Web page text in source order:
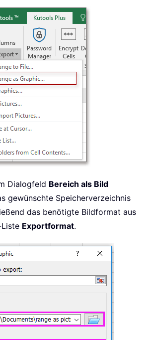
Dialogfeld Bereich als Bild
gewünschte Speicherverzeichnis
das benötigte Bildformat aus
Exportformat.